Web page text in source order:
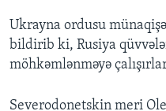
Ukrayna ordusu
bildirib ki, Rusiya
möhkəmlənməyə
Severodonetskin meri